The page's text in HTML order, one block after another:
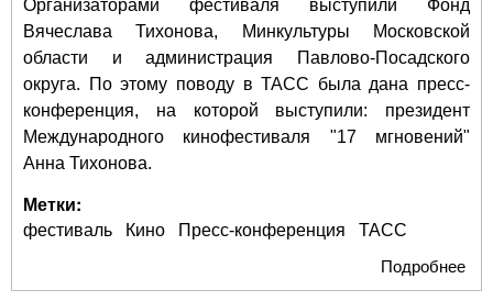
Организаторами фестиваля выступили Фонд
Вячеслава Тихонова, Минкультуры Московской
области и администрация Павлово-Посадского
округа. По этому поводу в ТАСС была дана пресс-
конференция, на которой выступили: президент
Международного кинофестиваля "17 мгновений"
Анна Тихонова.
Метки:
фестиваль Кино Пресс-конференция
ТАСС
Подробнее